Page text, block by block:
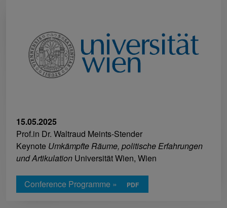
15.05.2025
Prof.in Dr. Waltraud Meints-Stender
Keynote Umkämpfte Räume, politische Erfahrungen
und Artikulation Universität Wien, Wien
Conference Programme »